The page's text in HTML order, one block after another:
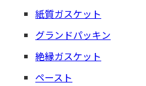
紙質ガスケット
グランドパッキン
絶縁ガスケット
ペースト